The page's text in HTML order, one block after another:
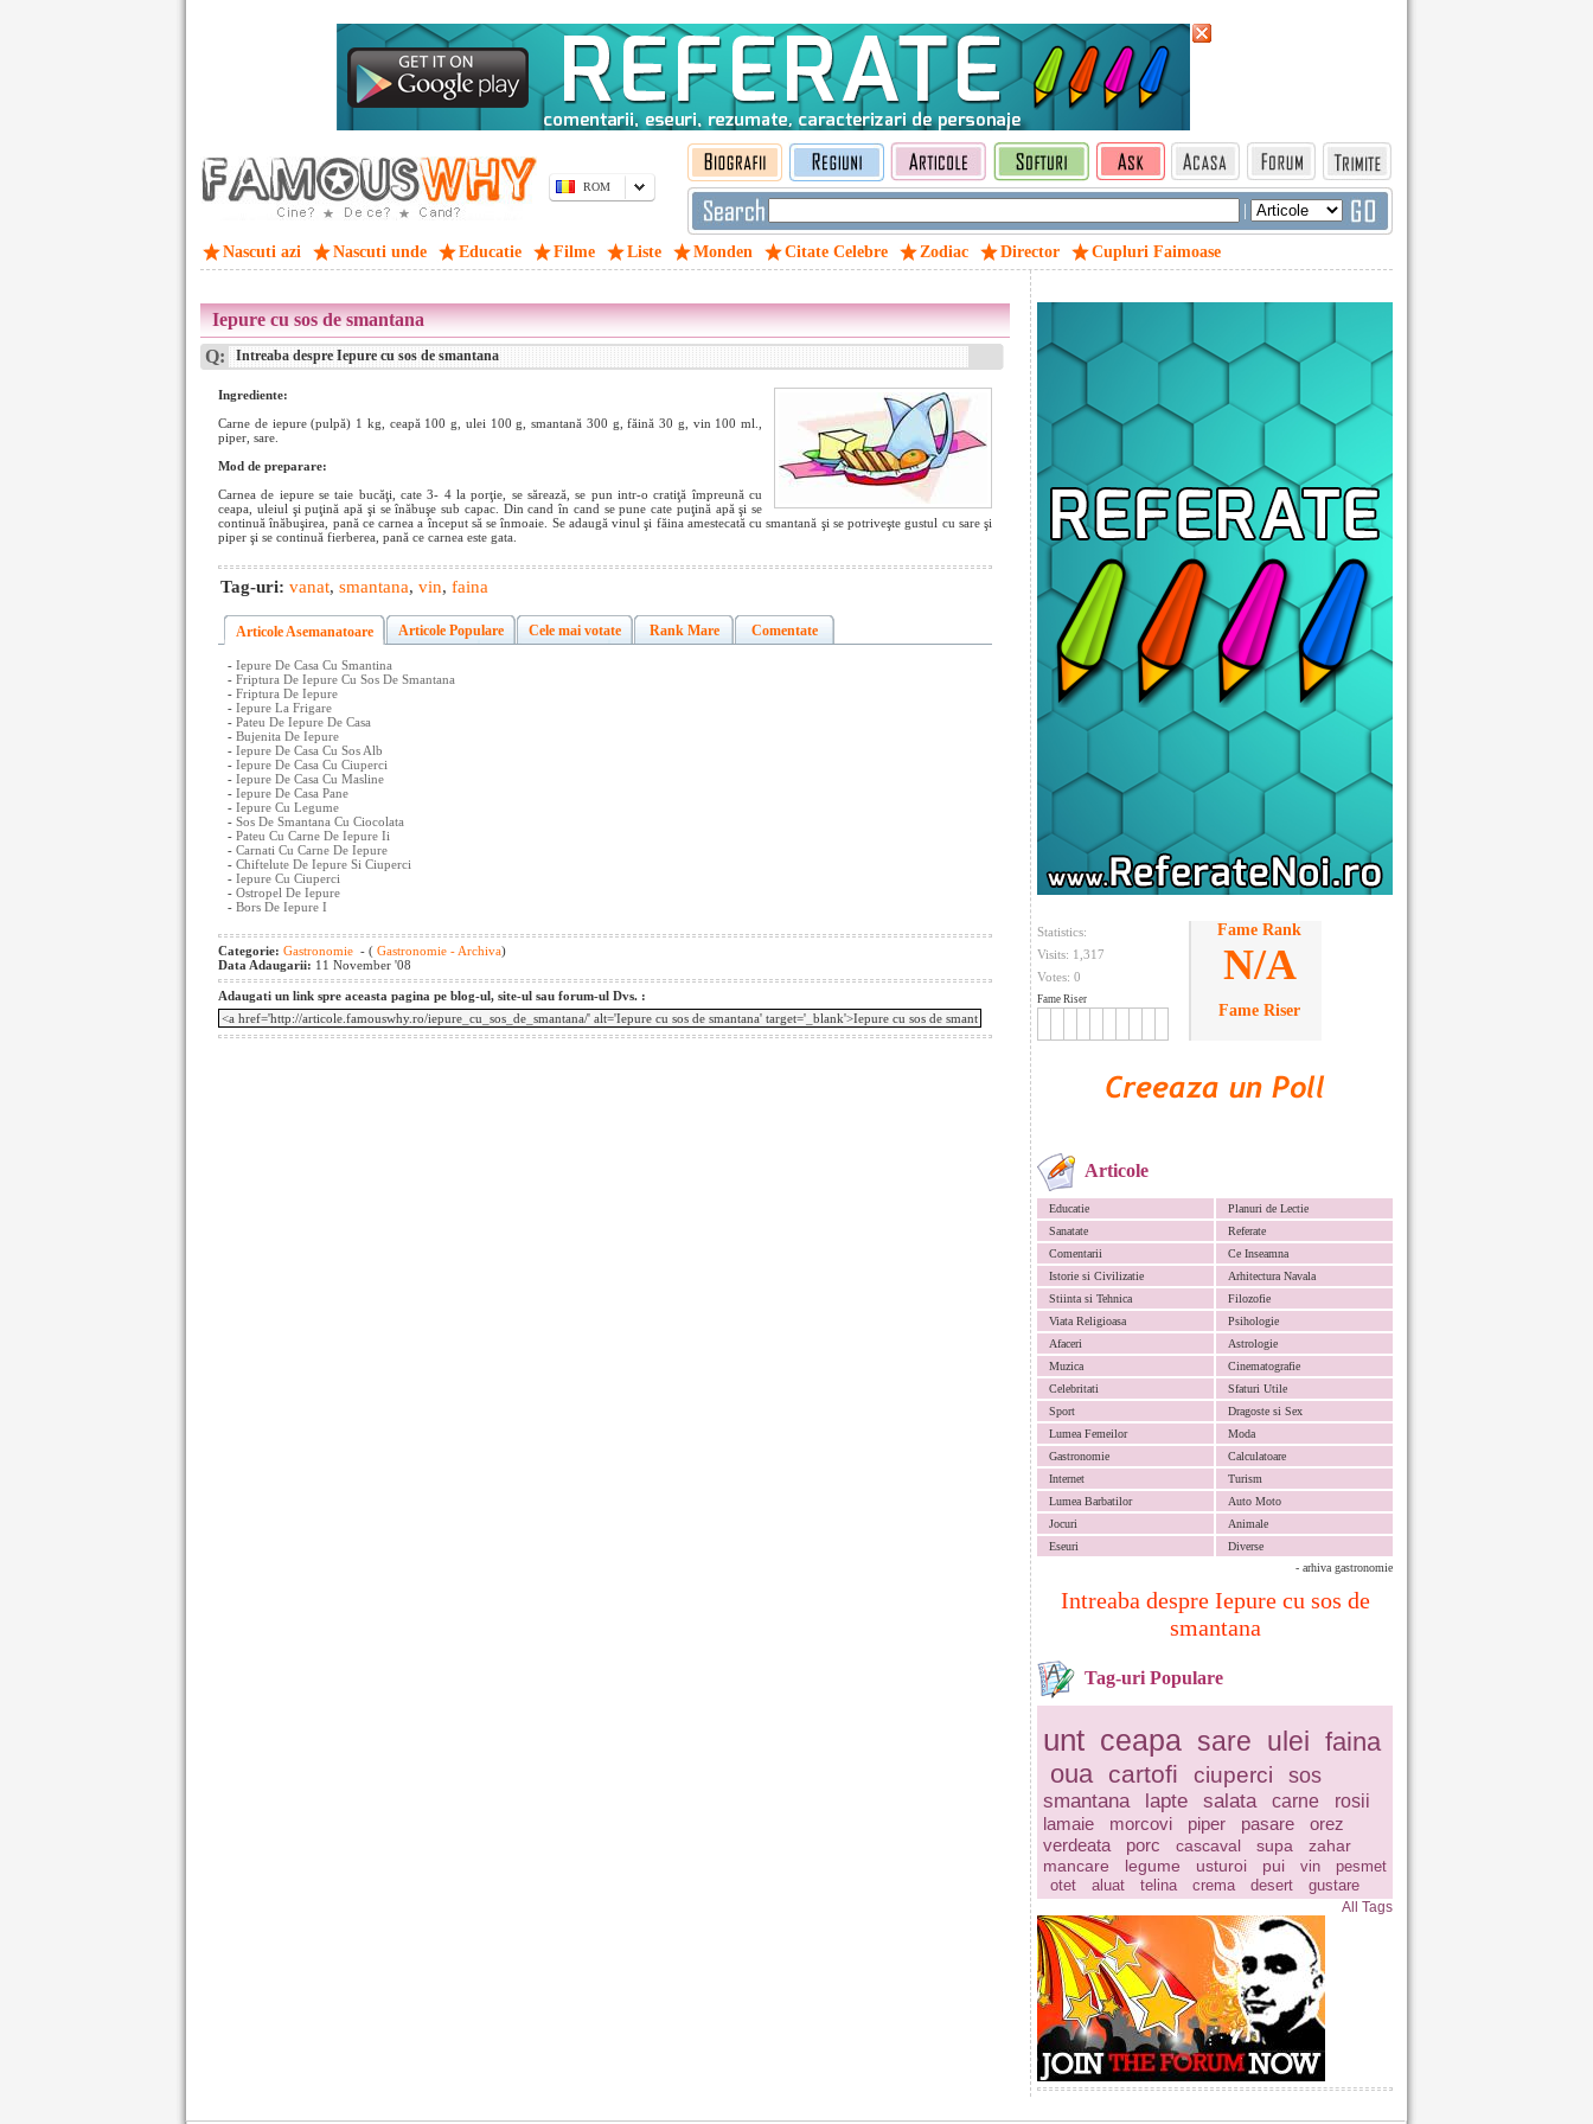
ROM
|
Nascuti azi Nascuti unde Educatie Filme Liste Monden Citate Celebre Zodiac Director Cupluri Faimoase
Statistics:
Visits: 1,317
Votes: 0
Fame Riser
Fame Rank
N/A
Fame Riser
Articole
Educatie
Planuri de Lectie
Sanatate
Referate
Comentarii
Ce Inseamna
Istorie si Civilizatie
Arhitectura Navala
Stiinta si Tehnica
Filozofie
Viata Religioasa
Psihologie
Afaceri
Astrologie
Muzica
Cinematografie
Celebritati
Sfaturi Utile
Sport
Dragoste si Sex
Lumea Femeilor
Moda
Gastronomie
Calculatoare
Internet
Turism
Lumea Barbatilor
Auto Moto
Jocuri
Animale
Eseuri
Diverse
- arhiva gastronomie
Intreaba despre Iepure cu sos de
smantana
Tag-uri Populare
unt ceapa sare ulei faina
oua
cartofi ciuperci sos
smantana lapte salata carne
rosii
lamaie
morcovi piper pasare
orez
verdeata
porc cascaval supa
zahar
mancare
legume usturoi pui vin
pesmet
otet
aluat telina crema desert gustare
All Tags
Iepure cu sos de smantana
Q: Intreaba despre Iepure cu sos de smantana
Ingrediente:
Carne de iepure (pulpă) 1 kg, ceapă 100 g, ulei 100 g, smantană 300 g, făină 30 g, vin 100 ml.,
piper, sare.
Mod de preparare:
Carnea de iepure se taie bucăţi, cate 3- 4 la porţie, se sărează, se pun intr-o cratiţă împreună cu
ceapa, uleiul şi puţină apă şi se înăbuşe sub capac. Din cand în cand se pune cate puţină apă şi se
continuă înăbuşirea, pană ce carnea a început să se înmoaie. Se adaugă vinul şi făina amestecată cu smantană şi se potriveşte gustul cu sare şi
piper şi se continuă fierberea, pană ce carnea este gata.
Tag-uri: vanat, smantana, vin, faina
Articole Asemanatoare Articole Populare Cele mai votate Rank Mare Comentate
- Iepure De Casa Cu Smantina
- Friptura De Iepure Cu Sos De Smantana
- Friptura De Iepure
- Iepure La Frigare
- Pateu De Iepure De Casa
- Bujenita De Iepure
- Iepure De Casa Cu Sos Alb
- Iepure De Casa Cu Ciuperci
- Iepure De Casa Cu Masline
- Iepure De Casa Pane
- Iepure Cu Legume
- Sos De Smantana Cu Ciocolata
- Pateu Cu Carne De Iepure Ii
- Carnati Cu Carne De Iepure
- Chiftelute De Iepure Si Ciuperci
- Iepure Cu Ciuperci
- Ostropel De Iepure
- Bors De Iepure I
Categorie: Gastronomie - ( Gastronomie - Archiva)
Data Adaugarii: 11 November '08
Adaugati un link spre aceasta pagina pe blog-ul, site-ul sau forum-ul Dvs. :